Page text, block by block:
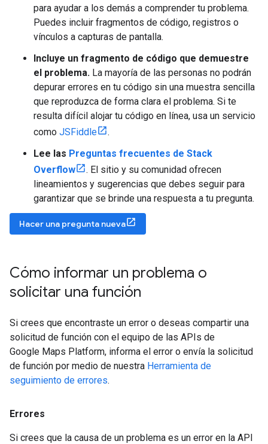
para ayudar a los demás a comprender tu problema.
Puedes incluir fragmentos de código, registros o
vínculos a capturas de pantalla.
Incluye un fragmento de código que demuestre
el problema. La mayoría de las personas no podrán
depurar errores en tu código sin una muestra sencilla
que reproduzca de forma clara el problema. Si te
resulta difícil alojar tu código en línea, usa un servicio
como JSFiddle
.
Lee las Preguntas frecuentes de Stack
Overflow
. El sitio y su comunidad ofrecen
lineamientos y sugerencias que debes seguir para
garantizar que se brinde una respuesta a tu pregunta.
Hacer una pregunta nueva
Cómo informar un problema o
solicitar una función
Si crees que encontraste un error o deseas compartir una
solicitud de función con el equipo de las APIs de
Google Maps Platform, informa el error o envía la solicitud
de función por medio de nuestra Herramienta de
seguimiento de errores.
Errores
Si crees que la causa de un problema es un error en la API